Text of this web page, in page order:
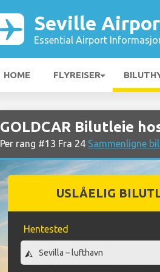
Seville
Essential Airport
HOME FLYREISER
GOLDCAR Bilutleie
Per rang #13 Fra 24 Sammenligne
USLÅELIG
Hentested